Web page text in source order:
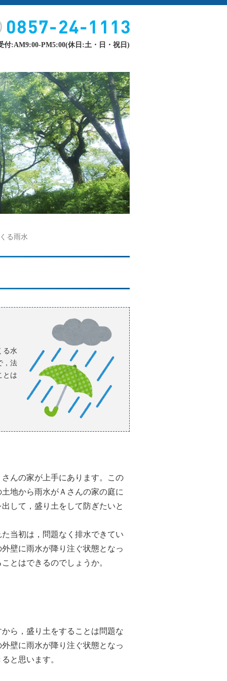
付:AM9:00-PM5:00(休日:土・日・祝日)
る雨水
る水
，法
とは
んの家が上手にあります。この
地から雨水がＡさんの家の庭に
して，盛り土をして防ぎたいと
当初は，問題なく排水できてい
壁に雨水が降り注ぐ状態となっ
とはできるのでしょうか。
ら，盛り土をすることは問題な
壁に雨水が降り注ぐ状態となっ
と思います。